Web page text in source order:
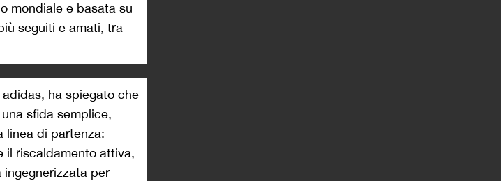
mondiale e basata su
seguiti e amati, tra
ha spiegato che
sfida semplice,
linea di partenza:
il riscaldamento attiva,
per